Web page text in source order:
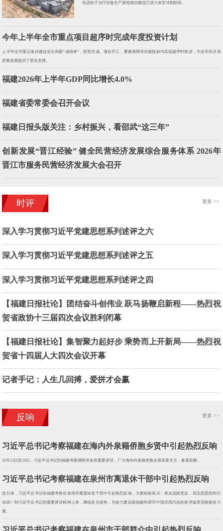
先进粒子治疗设备生产基地项目建设已进入收官冲刺阶段。
今年上半年全市重点项目超序时完成年度投资计划
上半年全市重点项目建设交出亮眼“成绩单”，投资完成、项目开工、要素保障等关键指标均实现超序时推进，为全市经济高
质量发展提供了坚实支撑。
福建2026年上半年GDP同比增长4.0%
福建省委常委会召开会议
福建日报头版关注：乡村振兴，看邵武“这三年”
创新发展“晋江经验” 健全民营经济发展综合服务体系 2026年
晋江市服务民营经济发展大会召开
时评 更多 >>
深入学习贯彻习近平党建思想系列述评之六
深入学习贯彻习近平党建思想系列述评之五
深入学习贯彻习近平党建思想系列述评之四
【福建日报社论】团结奋斗创伟业 跃马扬鞭启新程——热烈祝
贺省政协十三届四次会议胜利闭幕
【福建日报社论】集智聚力起好步 乘势而上开新局——热烈祝
贺省十四届人大四次会议开幕
记者手记：人生几回搏，爱拼才会赢
反响 更多 >>
习近平总书记考察福建在海内外泉籍侨胞乡贤中引起热烈反响
10月15日至16日，习近平总书记到福建考察调研并发表重要讲话。广大海内外泉籍侨胞乡贤高度关注，备受鼓舞。
习近平总书记考察福建在泉州市离退休干部中引起热烈反响
连日来，习近平总书记在福建考察在泉州市离退休老干部中引起热烈反响，大家纷纷表示，将永远跟党走，切实把思想和行
动统一到习近平总书记的重要讲话精神上来，继续发光发热，为奋力建设新福建和谱写中国式现代化的泉州篇章贡献银发力
量。